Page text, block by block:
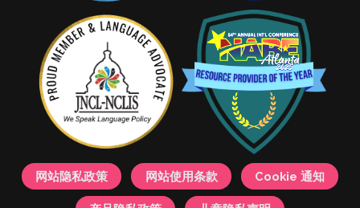
网站隐私政策 网站使用条款 Cookie 通知